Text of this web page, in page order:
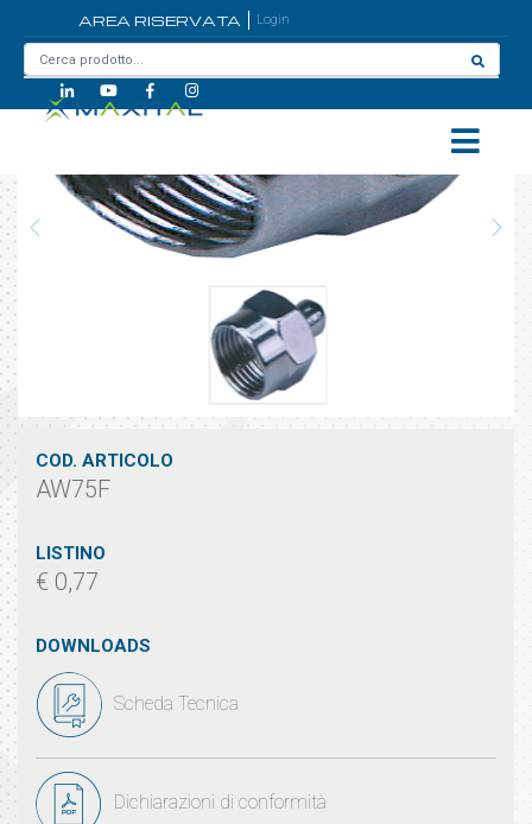
AREA RISERVATA Login
/ AW75F
COD. ARTICOLO
AW75F
LISTINO
€ 0,77
DOWNLOADS
Scheda Tecnica
Dichiarazioni di conformità